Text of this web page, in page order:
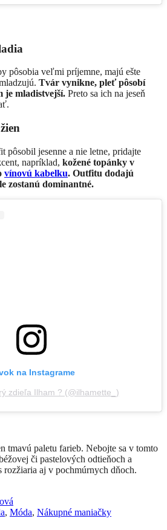
pôsobia veľmi príjemne, majú ešte
Tvár vynikne, pleť pôsobí
je mladistvejší. Preto sa ich na jeseň
pôsobil jesenne a nie letne, pridajte
napríklad, kožené topánky v
vínovú kabelku. Outfitu dodajú
zostanú dominantné.
na Instagrame
zdieľa Ilham ? (@ilhamette_)
tmavú paletu farieb. Nebojte sa v tomto
či pastelových odtieňoch a
aj v pochmúrnych dňoch.
, Móda, Nákupné maniačky